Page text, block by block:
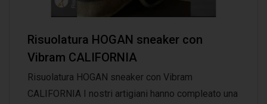
Risuolatura HOGAN sneaker con
Vibram CALIFORNIA
Risuolatura HOGAN sneaker con Vibram
CALIFORNIA I nostri artigiani hanno compleato una